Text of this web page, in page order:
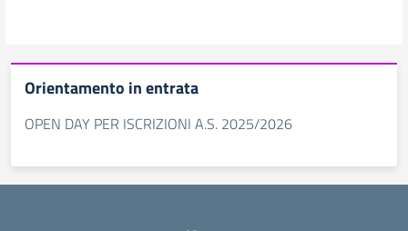
Orientamento in entrata
OPEN DAY PER ISCRIZIONI A.S. 2025/2026